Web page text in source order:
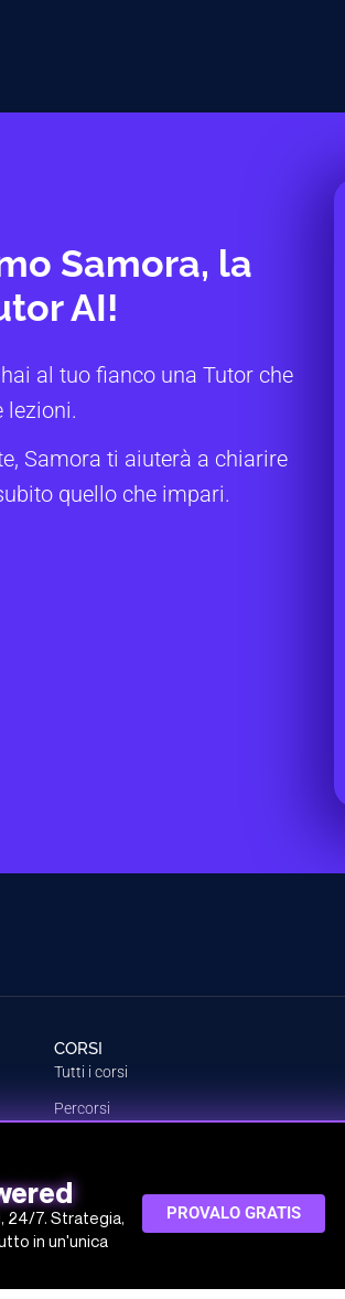
Samora, la
AI!
al tuo fianco una Tutor che
lezioni.
Samora ti aiuterà a chiarire
quello che impari.
CORSI
Tutti i corsi
Percorsi
Crea il tuo piano
€ i.v.
24/7. Strategia,
in un'unica
PROVALO GRATIS